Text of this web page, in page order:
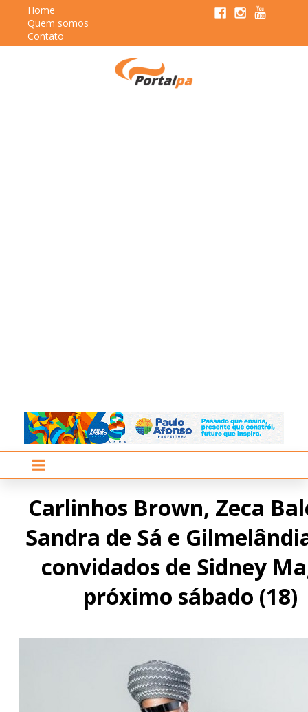
Home
Quem somos
Contato
Carlinhos Brown, Zeca
Sandra de Sá e
convidados de Sidney
próximo sábado (18)